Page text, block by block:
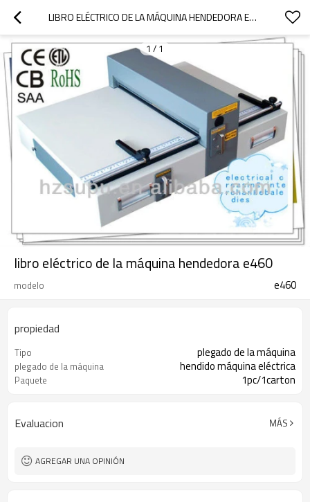
LIBRO ELÉCTRICO DE LA MÁQUINA HENDEDORA E460
1 / 1
libro eléctrico de la máquina hendedora e460
modelo e460
propiedad
Tipo plegado de la máquina
plegado de la máquina hendido máquina eléctrica
Paquete 1pc/1carton
Evaluacion MÁS
AGREGAR UNA OPINIÓN